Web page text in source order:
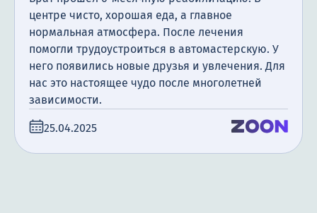
центре чисто, хорошая еда, а главное
нормальная атмосфера. После лечения
помогли трудоустроиться в автомастерскую. У
него появились новые друзья и увлечения. Для
нас это настоящее чудо после многолетней
зависимости.
25.04.2025